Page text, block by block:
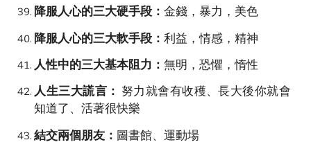
降服人心的三大硬手段：金錢，暴力，美色
降服人心的三大軟手段：利益，情感，精神
人性中的三大基本阻力：無明，恐懼，惰性
人生三大謊言： 努力就會有收穫、長大後你就會
知道了、活著很快樂
結交兩個朋友： 圖書館、運動場